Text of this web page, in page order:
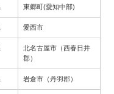
東郷町(愛知中部)
愛西市
北名古屋市（西春日井
郡）
岩倉市（丹羽郡）